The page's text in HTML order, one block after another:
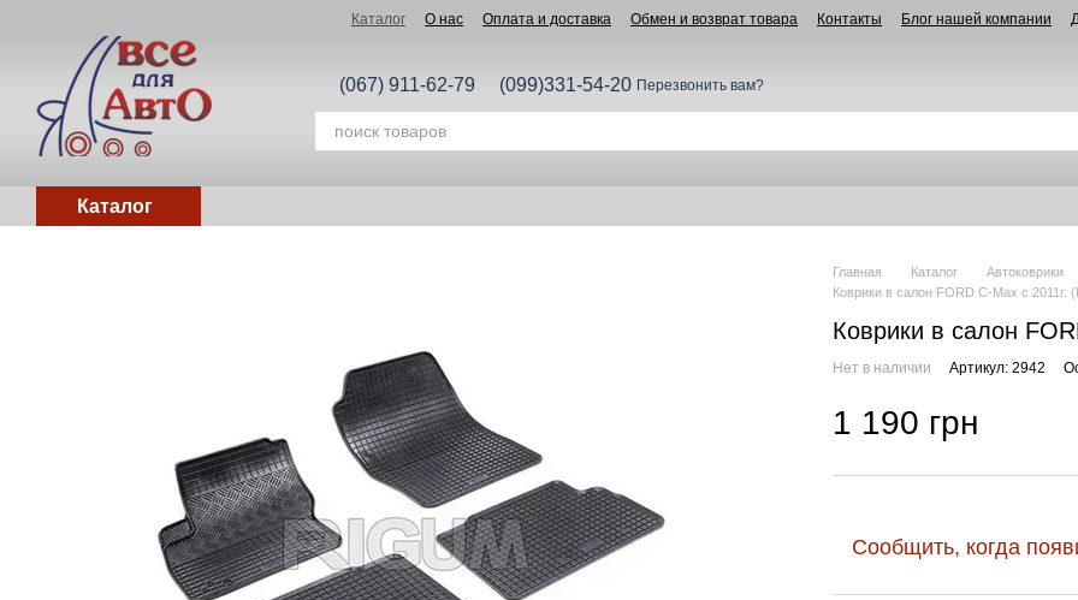
Каталог О нас Оплата и доставка Обмен и возврат товара Контакты Блог нашей компании
(067) 911-62-79 (099)331-54-20 Перезвонить вам?
Каталог
Главная Каталог Автоковрики
Коврики в салон FORD C-Max с 2011г.
Коврики в салон
Нет в наличии Артикул: 2942
1 190 грн
Сообщить, когда